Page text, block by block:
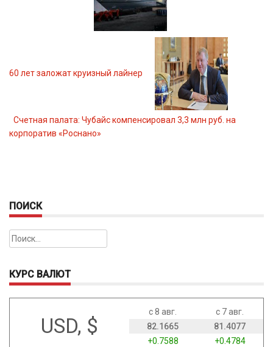
60 лет заложат круизный лайнер
Счетная палата: Чубайс компенсировал 3,3 млн руб. на
корпоратив «Роснано»
ПОИСК
Найти:
КУРС ВАЛЮТ
USD, $
с 8 авг.
с 7 авг.
82.1665
81.4077
+0.7588
+0.4784